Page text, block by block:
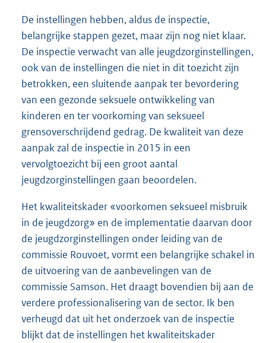
De instellingen hebben, aldus de inspectie,
belangrijke stappen gezet, maar zijn nog niet klaar.
De inspectie verwacht van alle jeugdzorginstellingen,
ook van de instellingen die niet in dit toezicht zijn
betrokken, een sluitende aanpak ter bevordering
van een gezonde seksuele ontwikkeling van
kinderen en ter voorkoming van seksueel
grensoverschrijdend gedrag. De kwaliteit van deze
aanpak zal de inspectie in 2015 in een
vervolgtoezicht bij een groot aantal
jeugdzorginstellingen gaan beoordelen.
Het kwaliteitskader «voorkomen seksueel misbruik
in de jeugdzorg» en de implementatie daarvan door
de jeugdzorginstellingen onder leiding van de
commissie Rouvoet, vormt een belangrijke schakel in
de uitvoering van de aanbevelingen van de
commissie Samson. Het draagt bovendien bij aan de
verdere professionalisering van de sector. Ik ben
verheugd dat uit het onderzoek van de inspectie
blijkt dat de instellingen het kwaliteitskader